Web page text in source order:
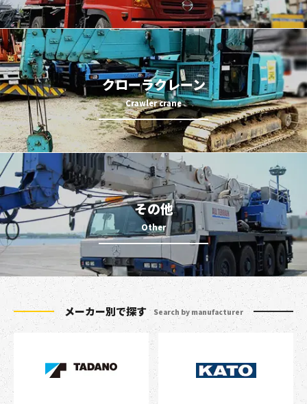
クローラクレーン
その他
メーカー別で探す Search by manufacturer